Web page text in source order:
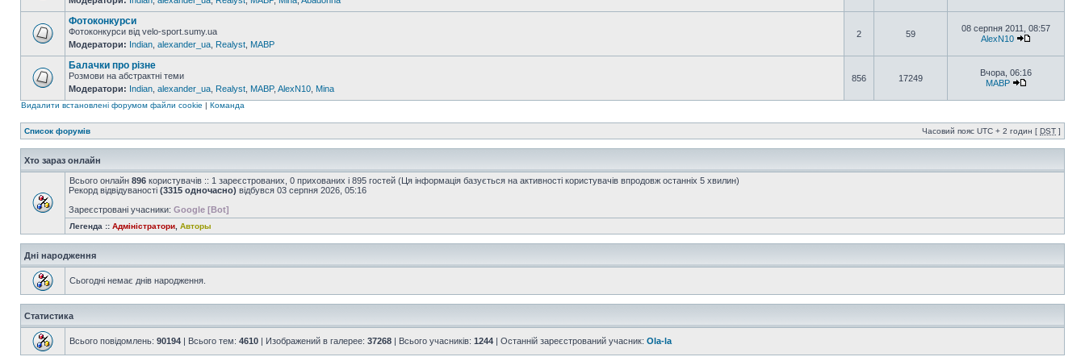
Фотоконкурси
Фотоконкурси від velo-sport.sumy.ua
Модератори: Indian alexander_ua Realyst MABP
2 59
08 серпня 2011, 08:57
AlexN10
Балачки про різне
Розмови на абстрактні теми
Модератори: Indian alexander_ua Realyst MABP, AlexN10 Mina
856 17249
Вчора, 06:16
MABP
Видалити встановлені форумом файли cookie | Команда
Список форумів Часовий пояс UTC + 2 годин [ DST ]
Хто зараз онлайн
Всього онлайн 896 користувачів :: 1 зареєстрованих, 0 прихованих і 895 гостей (Ця інформація базується на активності користувачів впродовж останніх 5 хвилин)
Рекорд відвідуваності (3315 одночасно) відбувся 03 серпня 2026, 05:16
Зареєстровані учасники: Google [Bot]
Легенда :: Адміністратори Авторы
Дні народження
Сьогодні немає днів народження.
Статистика
Всього повідомлень: 90194 | Всього тем: 4610 | Изображений в галерее: 37268 | Всього учасників: 1244 | Останній зареєстрований учасник: Ola-la